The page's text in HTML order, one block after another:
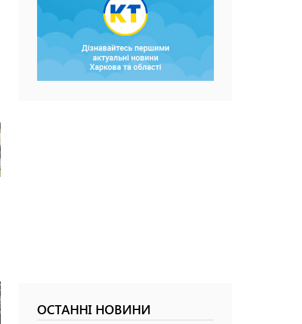
ОСТАННІ НОВИНИ